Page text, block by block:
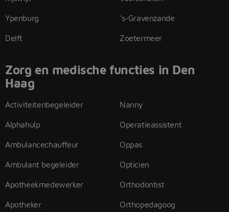
Ypenburg
Delft
's-Gravenzande
Zoetermeer
Zorg en medische functies in Den
Haag
Activiteitenbegeleider
Alphahulp
Ambulancechauffeur
Ambulant begeleider
Apotheekmedewerker
Apotheker
Nanny
Operatieassistent
Oppas
Opticien
Orthodontist
Orthopedagoog